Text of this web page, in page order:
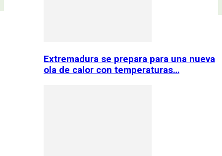
Extremadura se prepara para una nueva
ola de calor con temperaturas…